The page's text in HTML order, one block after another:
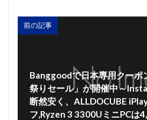
前の記事
Banggoodで日本専用クーポ
祭りセール」が開催中～
断然安く、ALLDOCUBE
フ,Ryzen 3 3300UミニPCは